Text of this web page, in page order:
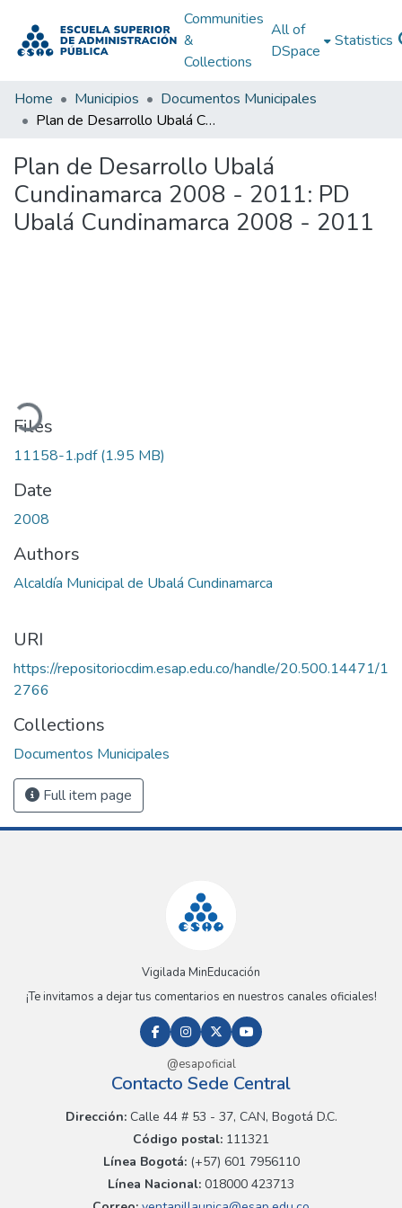
Communities
&
Collections
All of
DSpace
Statistics
Home Municipios
Documentos Municipales
Plan de Desarrollo Ubalá Cundinamarca 2008 - 2011: PD Ubalá Cundinamarca 2008 - 2011
Plan de Desarrollo Ubalá
Cundinamarca 2008 - 2011: PD
Ubalá Cundinamarca 2008 - 2011
Files
11158-1.pdf(1.95 MB)
Date
2008
Authors
Alcaldía Municipal de Ubalá Cundinamarca
URI
https://repositoriocdim.esap.edu.co/handle/20.500.14471/1
2766
Collections
Documentos Municipales
Full item page
Vigilada MinEducación
¡Te invitamos a dejar tus comentarios en nuestros canales oficiales!
@esapoficial
Contacto Sede Central
Dirección:Calle 44 # 53 - 37, CAN, Bogotá D.C.
Código postal: 111321
Línea Bogotá:(+57) 601 7956110
Línea Nacional: 018000 423713